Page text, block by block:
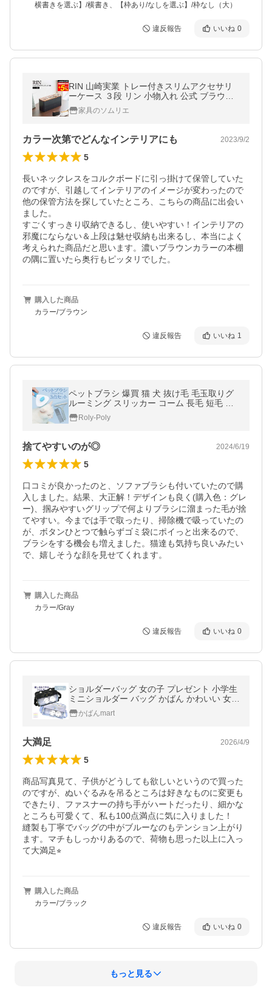
横書きを選ぶ】/横書き、【枠あり/なしを選ぶ】/枠なし（大）
違反報告 いいね 0
RIN 山崎実業 トレー付きスリムアクセサリ
ーケース ３段 リン 小物入れ 公式 ブラウン /
ナチュラル 5810 5811 送料無料
家具のソムリエ
カラー次第でどんなインテリアにも 2023/9/2
5
長いネックレスをコルクボードに引っ掛けて保管していた
のですが、引越してインテリアのイメージが変わったので
他の保管方法を探していたところ、こちらの商品に出会い
ました。
すごくすっきり収納できるし、使いやすい！インテリアの
邪魔にならない＆上段は魅せ収納も出来るし、本当によく
考えられた商品だと思います。濃いブラウンカラーの本棚
の隅に置いたら奥行もピッタリでした。
購入した商品
カラー/ブラウン
違反報告 いいね 1
ペットブラシ 爆買 猫 犬 抜け毛 毛玉取りグ
ルーミング スリッカー コーム 長毛 短毛 ペ
ット用ブラシ ペット用品
Roly-Poly
捨てやすいのが◎ 2024/6/19
5
口コミが良かったのと、ソファブラシも付いていたので購
入しました。結果、大正解！デザインも良く(購入色：グレ
ー)、掴みやすいグリップで何よりブラシに溜まった毛が捨
てやすい。今までは手で取ったり、掃除機で吸っていたの
が、ボタンひとつで触らずゴミ袋にポイっと出来るので、
ブラシをする機会も増えました。猫達も気持ち良いみたい
で、嬉しそうな顔を見せてくれます。
購入した商品
カラー/Gray
違反報告 いいね 0
ショルダーバッグ 女の子 プレゼント 小学生
ミニショルダー バッグ かばん かわいい 女子
シマエナガ ねこ ネコニシマ ショルダーバッ
ク mhw-511
かばんmart
大満足 2026/4/9
5
商品写真見て、子供がどうしても欲しいというので買った
のですが、ぬいぐるみを吊るところは好きなものに変更も
できたり、ファスナーの持ち手がハートだったり、細かな
ところも可愛くて、私も100点満点に気に入りました！
縫製も丁寧でバッグの中がブルーなのもテンション上がり
ます。マチもしっかりあるので、荷物も思った以上に入っ
て大満足⭐︎
購入した商品
カラー/ブラック
違反報告 いいね 0
もっと見る